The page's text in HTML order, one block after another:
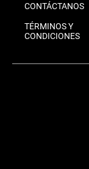
CONTÁCTANOS
TÉRMINOS Y
CONDICIONES